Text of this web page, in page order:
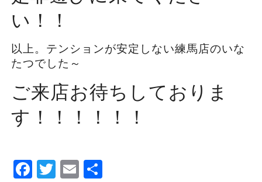
い！！
以上。テンションが安定しない練馬店のいな
たつでした～
ご来店お待ちしておりま
す！！！！！！
Facebook
Twitter
EmailShare